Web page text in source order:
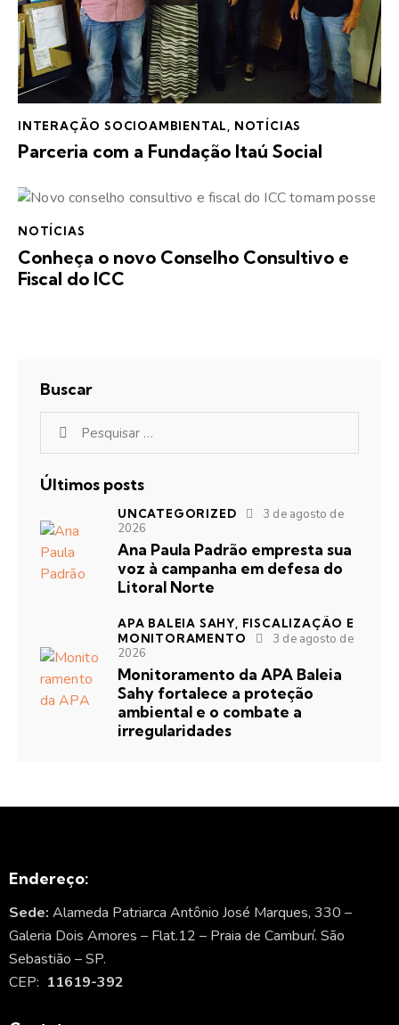
INTERAÇÃO SOCIOAMBIENTAL NOTÍCIAS
Parceria com a Fundação Itaú Social
NOTÍCIAS
Conheça o novo Conselho Consultivo e
Fiscal do ICC
Buscar
Últimos posts
UNCATEGORIZED
3 de agosto de
2026
Ana Paula Padrão empresta sua
voz à campanha em defesa do
Litoral Norte
APA BALEIA SAHY, FISCALIZAÇÃO E
MONITORAMENTO
3 de agosto de
2026
Monitoramento da APA Baleia
Sahy fortalece a proteção
ambiental e o combate a
irregularidades
Endereço:
Sede: Alameda Patriarca Antônio José Marques, 330 –
Galeria Dois Amores – Flat.12 – Praia de Camburí. São
Sebastião – SP.
CEP: 11619-392